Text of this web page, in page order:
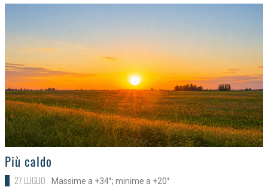
>
Più caldo
27 LUGLIO Massime a +34°; minime a +20°